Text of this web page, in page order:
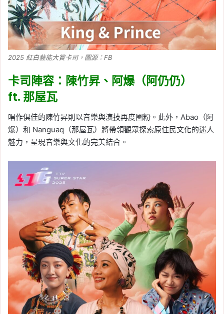
2025 紅白藝能大賞卡司，圖源：FB
卡司陣容：陳竹昇、阿爆（阿仍仍）
ft. 那屋瓦
唱作俱佳的陳竹昇則以音樂與演技再度圈粉。此外，Abao（阿
爆）和 Nanguaq（那屋瓦）將帶領觀眾探索原住民文化的迷人
魅力，呈現音樂與文化的完美結合。